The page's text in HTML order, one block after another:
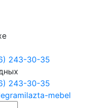
243-30-35
243-30-35
ilazta-mebel